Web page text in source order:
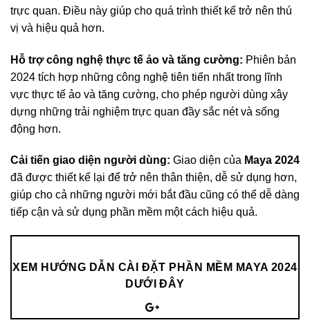
trực quan. Điều này giúp cho quá trình thiết kế trở nên thú
vị và hiệu quả hơn.
Hỗ trợ công nghệ thực tế ảo và tăng cường: Phiên bản
2024 tích hợp những công nghệ tiên tiến nhất trong lĩnh
vực thực tế ảo và tăng cường, cho phép người dùng xây
dựng những trải nghiệm trực quan đầy sắc nét và sống
động hơn.
Cải tiến giao diện người dùng: Giao diện của Maya 2024
đã được thiết kế lại để trở nên thân thiện, dễ sử dụng hơn,
giúp cho cả những người mới bắt đầu cũng có thể dễ dàng
tiếp cận và sử dụng phần mềm một cách hiệu quả.
XEM HƯỚNG DẪN CÀI ĐẶT PHẦN MỀM MAYA 2024
DƯỚI ĐÂY